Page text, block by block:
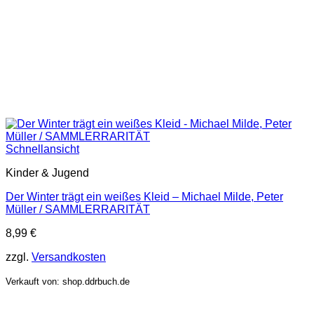
Schnellansicht
Kinder & Jugend
Der Winter trägt ein weißes Kleid – Michael Milde, Peter
Müller / SAMMLERRARITÄT
8,99 €
zzgl. Versandkosten
Verkauft von: shop.ddrbuch.de